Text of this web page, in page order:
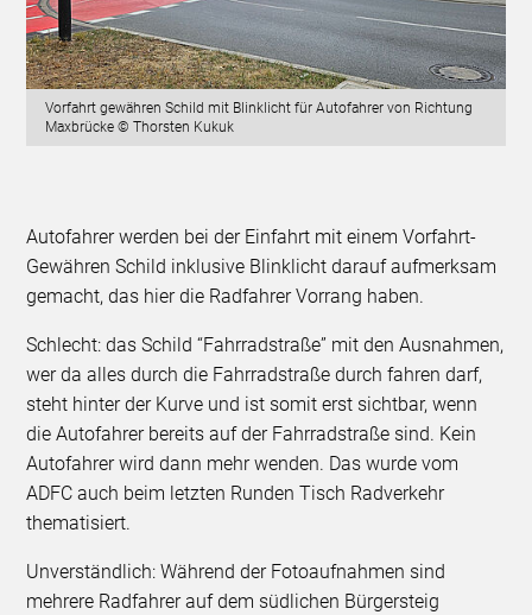
Vorfahrt gewähren Schild mit Blinklicht für Autofahrer von Richtung
Maxbrücke © Thorsten Kukuk
Autofahrer werden bei der Einfahrt mit einem Vorfahrt-
Gewähren Schild inklusive Blinklicht darauf aufmerksam
gemacht, das hier die Radfahrer Vorrang haben.
Schlecht: das Schild “Fahrradstraße” mit den Ausnahmen,
wer da alles durch die Fahrradstraße durch fahren darf,
steht hinter der Kurve und ist somit erst sichtbar, wenn
die Autofahrer bereits auf der Fahrradstraße sind. Kein
Autofahrer wird dann mehr wenden. Das wurde vom
ADFC auch beim letzten Runden Tisch Radverkehr
thematisiert.
Unverständlich: Während der Fotoaufnahmen sind
mehrere Radfahrer auf dem südlichen Bürgersteig